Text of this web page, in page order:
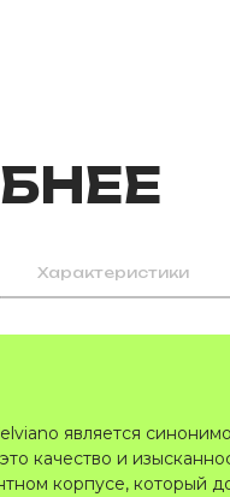
Характеристики
является
качество и
корпусе, который